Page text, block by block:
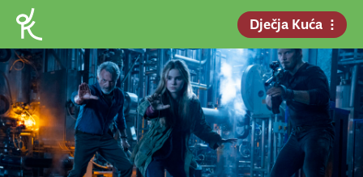
Dječja Kuća